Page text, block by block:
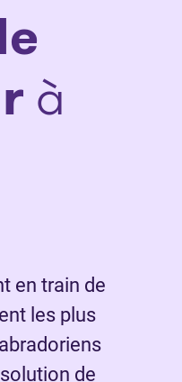
à
en train de
les plus
de